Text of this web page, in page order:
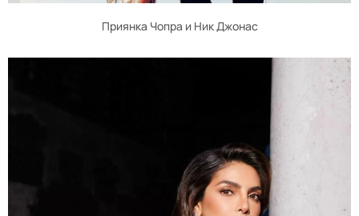
Приянка Чопра и Ник Джонас